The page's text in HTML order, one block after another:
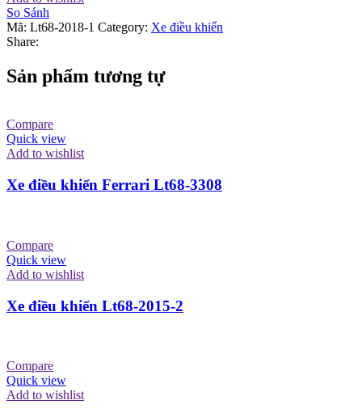
So Sánh
Mã: Lt68-2018-1 Category: Xe điều khiển
Share:
Sản phẩm tương tự
Compare
Quick view
Add to wishlist
Xe điều khiển Ferrari Lt68-3308
Compare
Quick view
Add to wishlist
Xe điều khiển Lt68-2015-2
Compare
Quick view
Add to wishlist